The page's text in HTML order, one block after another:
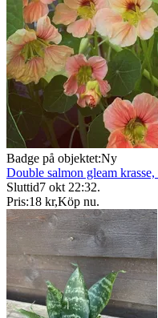
Badge på objektet:Ny
Double salmon gleam krasse,
Sluttid7 okt 22:32.
Pris:18 kr,Köp nu.